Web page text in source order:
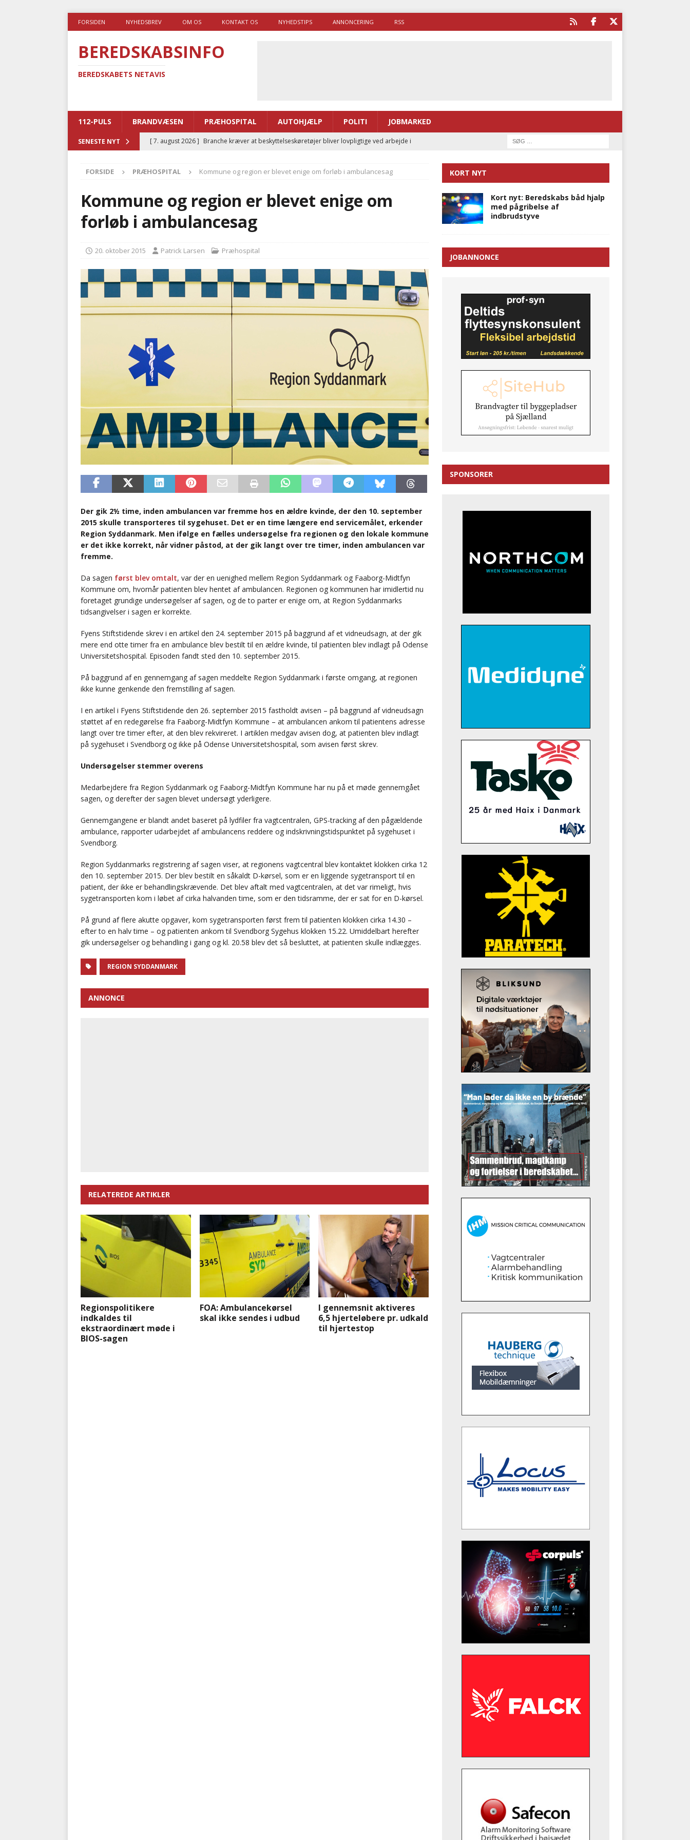
FORSIDEN NYHEDSBREV OM OS KONTAKT OS NYHEDSTIPS ANNONCERING RSS
BEREDSKABSINFO
BEREDSKABETS NETAVIS
112-PULS BRANDVÆSEN PRÆHOSPITAL AUTOHJÆLP POLITI JOBMARKED
SENESTE NYT [ 7. august 2026 ] Branche kræver at beskyttelseskøretøjer bliver lovpligtige ved arbejde i
[ 6. august 2026 ] Brandvæsenernes gennemsnitlige responstid steg med 9 sekunder i 2025
[ 5. august 2026 ]
Advarer: Udløb af sygetransporttilladelser kan sende 400.000 kørsler over
i det offentlige
PRÆHOSPITAL
[ 5. august 2026 ]
Ny ambulance og el-sygetransportvogn til Samsø
tilbudsfristen
PRÆHOSPITAL
FORSIDE PRÆHOSPITAL Kommune og region er blevet enige om forløb i ambulancesag
Kommune og region er blevet enige om
forløb i ambulancesag
20. oktober 2015 Patrick Larsen Præhospital
Der gik 2½ time, inden ambulancen var fremme hos en ældre kvinde, der den 10. september
2015 skulle transporteres til sygehuset. Det er en time længere end servicemålet, erkender
Region Syddanmark. Men ifølge en fælles undersøgelse fra regionen og den lokale kommune
er det ikke korrekt, når vidner påstod, at der gik langt over tre timer, inden ambulancen var
fremme.
Da sagen først blev omtalt, var der en uenighed mellem Region Syddanmark og Faaborg-Midtfyn
Kommune om, hvornår patienten blev hentet af ambulancen. Regionen og kommunen har imidlertid nu
foretaget grundige undersøgelser af sagen, og de to parter er enige om, at Region Syddanmarks
tidsangivelser i sagen er korrekte.
Fyens Stiftstidende skrev i en artikel den 24. september 2015 på baggrund af et vidneudsagn, at der gik
mere end otte timer fra en ambulance blev bestilt til en ældre kvinde, til patienten blev indlagt på Odense
Universitetshospital. Episoden fandt sted den 10. september 2015.
På baggrund af en gennemgang af sagen meddelte Region Syddanmark i første omgang, at regionen
ikke kunne genkende den fremstilling af sagen.
I en artikel i Fyens Stiftstidende den 26. september 2015 fastholdt avisen – på baggrund af vidneudsagn
støttet af en redegørelse fra Faaborg-Midtfyn Kommune – at ambulancen ankom til patientens adresse
langt over tre timer efter, at den blev rekvireret. I artiklen medgav avisen dog, at patienten blev indlagt
på sygehuset i Svendborg og ikke på Odense Universitetshospital, som avisen først skrev.
Undersøgelser stemmer overens
Medarbejdere fra Region Syddanmark og Faaborg-Midtfyn Kommune har nu på et møde gennemgået
sagen, og derefter der sagen blevet undersøgt yderligere.
Gennemgangene er blandt andet baseret på lydfiler fra vagtcentralen, GPS-tracking af den pågældende
ambulance, rapporter udarbejdet af ambulancens reddere og indskrivningstidspunktet på sygehuset i
Svendborg.
Region Syddanmarks registrering af sagen viser, at regionens vagtcentral blev kontaktet klokken cirka 12
den 10. september 2015. Der blev bestilt en såkaldt D-kørsel, som er en liggende sygetransport til en
patient, der ikke er behandlingskrævende. Det blev aftalt med vagtcentralen, at det var rimeligt, hvis
sygetransporten kom i løbet af cirka halvanden time, som er den tidsramme, der er sat for en D-kørsel.
På grund af flere akutte opgaver, kom sygetransporten først frem til patienten klokken cirka 14.30 –
efter to en halv time – og patienten ankom til Svendborg Sygehus klokken 15.22. Umiddelbart herefter
gik undersøgelser og behandling i gang og kl. 20.58 blev det så besluttet, at patienten skulle indlægges.
REGION SYDDANMARK
ANNONCE
RELATEREDE ARTIKLER
Regionspolitikere
indkaldes til
ekstraordinært møde i
BIOS-sagen
FOA: Ambulancekørsel
skal ikke sendes i udbud
I gennemsnit aktiveres
6,5 hjerteløbere pr. udkald
til hjertestop
KORT NYT
Kort nyt: Beredskabs båd hjalp
med pågribelse af
indbrudstyve
JOBANNONCE
SPONSORER